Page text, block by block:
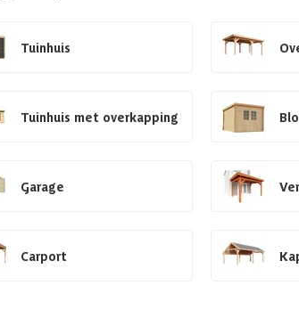
Tuinhuis
Tuinhuis met overkapping
Garage
Carport